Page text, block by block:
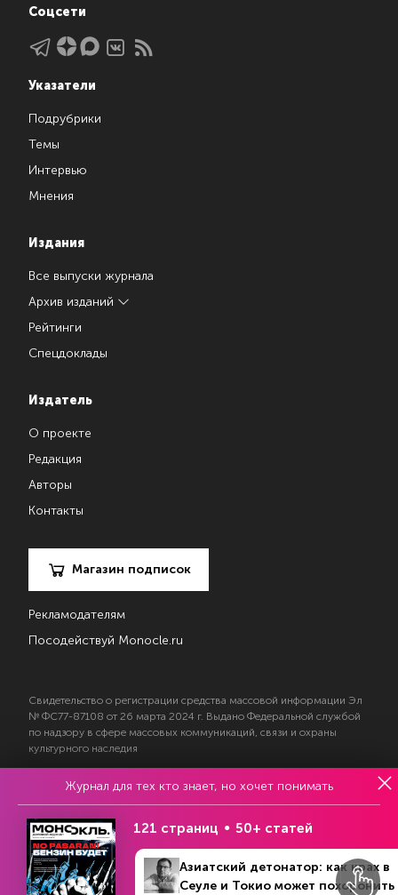
Соцсети
Указатели
Подрубрики
Темы
Интервью
Мнения
Издания
Все выпуски журнала
Архив изданий
Рейтинги
Спецдоклады
Издатель
О проекте
Редакция
Авторы
Контакты
Магазин подписок
Рекламодателям
Посодействуй Monocle.ru
Свидетельство о регистрации средства массовой информации Эл
№ ФС77-87108 от 26 марта 2024 г. Выдано Федеральной службой
по надзору в сфере массовых коммуникаций, связи и охраны
культурного наследия
© 2017—2026 АНО «Творческий коллектив Эксперт»
Политика конфиденциальности
Условия использования материалов
Согласие на обработку персональных данных
Журнал для тех кто знает, но хочет понимать
121 страниц 50+ статей
Азиатский детонатор: как крах в
Сеуле и Токио может похоронить